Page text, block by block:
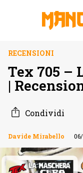
RECENSIONI
Tex 705 –
|
Condividi
Davide Mirabello